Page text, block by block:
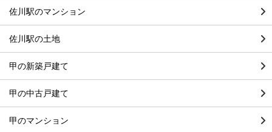
佐川駅のマンション
佐川駅の土地
甲の新築戸建て
甲の中古戸建て
甲のマンション